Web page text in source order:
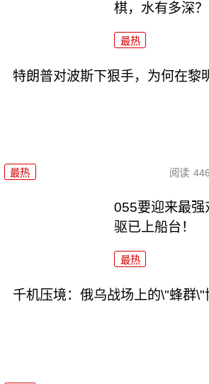
棋，水有多深？
最热
特朗普对波斯下狠手，为何在黎
最热 阅读
055要迎来最强
驱已上船台！
最热
千机压境：俄乌战场上的\"蜂群